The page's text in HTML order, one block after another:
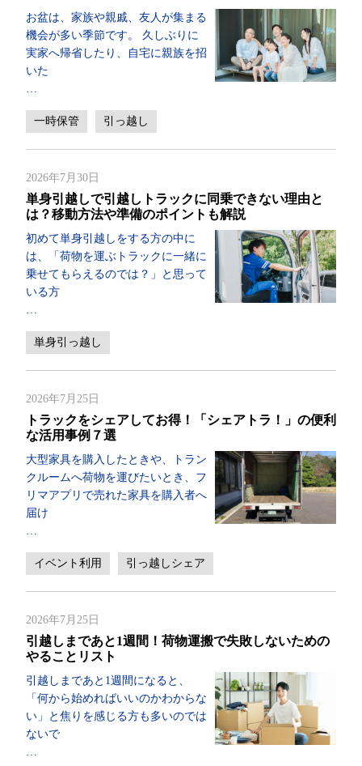
お盆は、家族や親戚、友人が集まる
機会が多い季節です。 久しぶりに
実家へ帰省したり、自宅に親族を招
いた
…
一時保管 引っ越し
2026年7月30日
単身引越しで引越しトラックに同乗できない理由と
は？移動方法や準備のポイントも解説
初めて単身引越しをする方の中に
は、「荷物を運ぶトラックに一緒に
乗せてもらえるのでは？」と思って
いる方
…
単身引っ越し
2026年7月25日
トラックをシェアしてお得！「シェアトラ！」の便利
な活用事例７選
大型家具を購入したときや、トラン
クルームへ荷物を運びたいとき、フ
リマアプリで売れた家具を購入者へ
届け
…
イベント利用 引っ越しシェア
2026年7月25日
引越しまであと1週間！荷物運搬で失敗しないための
やることリスト
引越しまであと1週間になると、
「何から始めればいいのかわからな
い」と焦りを感じる方も多いのでは
ないで
…